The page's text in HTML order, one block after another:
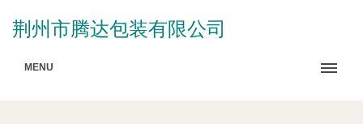
荆州市腾达包装有限公司
MENU